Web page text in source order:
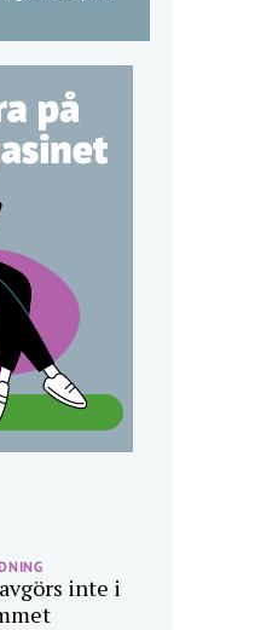
inte i